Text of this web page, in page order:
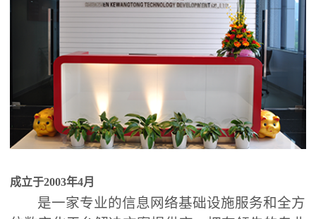
成立于2003年4月
是一家专业的信息网络基础设施服务和全方